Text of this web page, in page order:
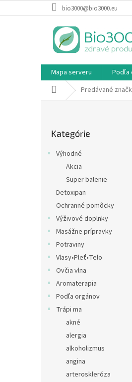
na
bio3000@bio3000.eu
Mapa serveru Podľa
DomovPredávané
kategórie
Kategórie
Výhodné
Akcia
Super balenie
Detoxipan
Ochranné pomôcky
Výživové doplnky
Masážne prípravky
Potraviny
Vlasy•Pleť•Telo
Ovčia vlna
Aromaterapia
Podľa orgánov
Trápi ma
akné
alergia
alkoholizmus
angina
arteroskleróza